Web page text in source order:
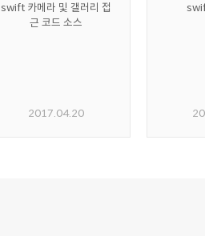
swift 카메라 및 갤러리 접
근 코드 소스
2017.04.20